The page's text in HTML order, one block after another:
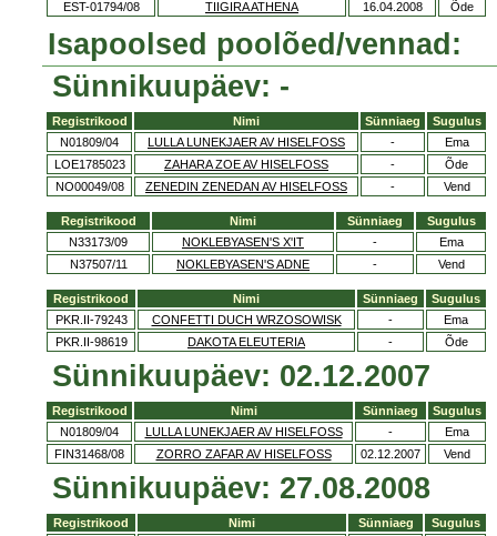
EST-01794/08
TIIGIRA ATHENA 16.04.2008 Õde
Isapoolsed poolõed/vennad:
Sünnikuupäev: -
Registrikood Nimi Sünniaeg
Sugulus
N01809/04
LULLA LUNEKJAER AV HISELFOSS -
Ema
LOE1785023
ZAHARA ZOE AV HISELFOSS -
Õde
NO00049/08
ZENEDIN ZENEDAN AV HISELFOSS - Vend
Registrikood Nimi Sünniaeg
Sugulus
N33173/09
NOKLEBYASEN'S X'IT -
Ema
N37507/11
NOKLEBYASEN'S ADNE - Vend
Registrikood Nimi Sünniaeg
Sugulus
PKR.II-79243
CONFETTI DUCH WRZOSOWISK -
Ema
PKR.II-98619
DAKOTA ELEUTERIA - Õde
Sünnikuupäev: 02.12.2007
Registrikood Nimi Sünniaeg
Sugulus
N01809/04
LULLA LUNEKJAER AV HISELFOSS -
Ema
FIN31468/08
ZORRO ZAFAR AV HISELFOSS 02.12.2007 Vend
Sünnikuupäev: 27.08.2008
Registrikood Nimi Sünniaeg
Sugulus